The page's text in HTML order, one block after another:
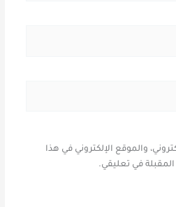
والموقع الإلكتروني في هذا
في تعليقي.